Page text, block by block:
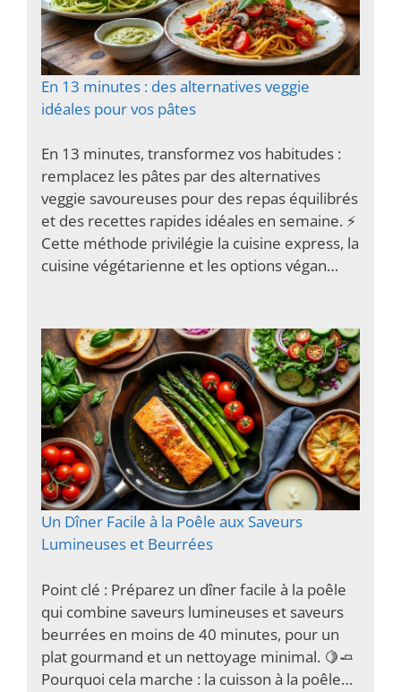
En 13 minutes : des alternatives veggie
idéales pour vos pâtes
En 13 minutes, transformez vos habitudes :
remplacez les pâtes par des alternatives
veggie savoureuses pour des repas équilibrés
et des recettes rapides idéales en semaine. ⚡️
Cette méthode privilégie la cuisine express, la
cuisine végétarienne et les options végan…
Un Dîner Facile à la Poêle aux Saveurs
Lumineuses et Beurrées
Point clé : Préparez un dîner facile à la poêle
qui combine saveurs lumineuses et saveurs
beurrées en moins de 40 minutes, pour un
plat gourmand et un nettoyage minimal. 🍋🧈
Pourquoi cela marche : la cuisson à la poêle…